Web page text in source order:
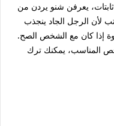
يعرفن شنو يردن من
لأن الرجل الجاد ينجذب
إذا كان مع الشخص الصح.
المناسب، يمكنك ترك